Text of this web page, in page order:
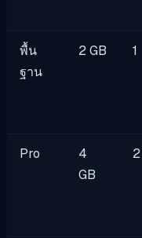
พื้น
ฐาน
2 GB 1
Pro
4
GB
2